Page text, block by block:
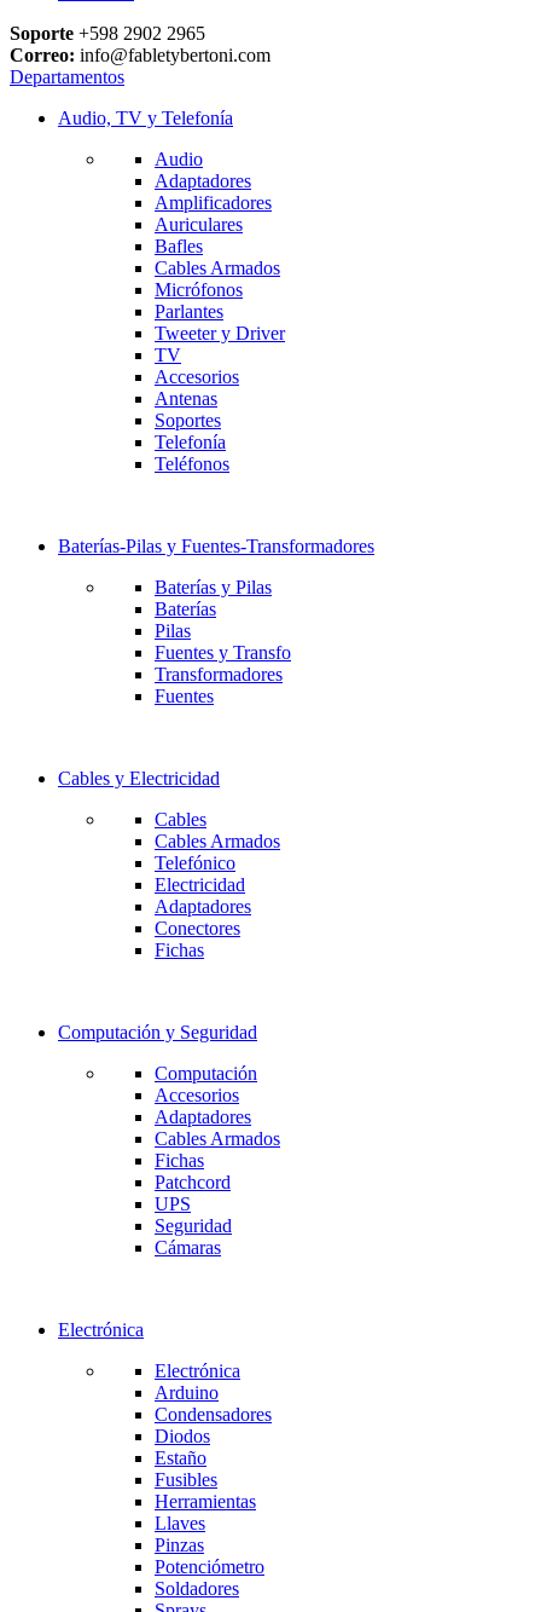
Soporte +598 2902 2965
Correo: info@fabletybertoni.com
Departamentos
Audio, TV y Telefonía
Audio
Adaptadores
Amplificadores
Auriculares
Bafles
Cables Armados
Micrófonos
Parlantes
Tweeter y Driver
TV
Accesorios
Antenas
Soportes
Telefonía
Teléfonos
Baterías-Pilas y Fuentes-Transformadores
Baterías y Pilas
Baterías
Pilas
Fuentes y Transfo
Transformadores
Fuentes
Cables y Electricidad
Cables
Cables Armados
Telefónico
Electricidad
Adaptadores
Conectores
Fichas
Computación y Seguridad
Computación
Accesorios
Adaptadores
Cables Armados
Fichas
Patchcord
UPS
Seguridad
Cámaras
Electrónica
Electrónica
Arduino
Condensadores
Diodos
Estaño
Fusibles
Herramientas
Llaves
Pinzas
Potenciómetro
Soldadores